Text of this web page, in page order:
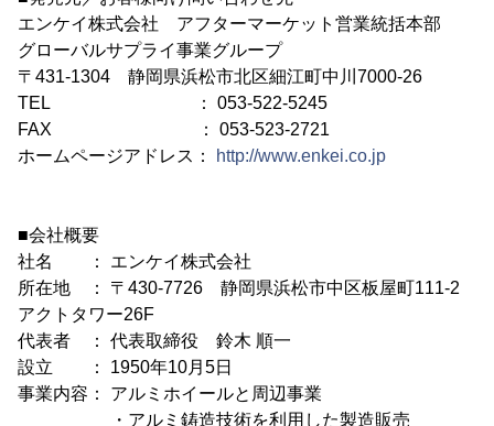
エンケイ株式会社 アフターマーケット営業統括本部
グローバルサプライ事業グループ
〒431-1304 静岡県浜松市北区細江町中川7000-26
TEL ： 053-522-5245
FAX ： 053-523-2721
ホームページアドレス：
http://www.enkei.co.jp
■会社概要
社名 ： エンケイ株式会社
所在地 ： 〒430-7726 静岡県浜松市中区板屋町111-2
アクトタワー26F
代表者 ： 代表取締役 鈴木 順一
設立 ： 1950年10月5日
事業内容： アルミホイールと周辺事業
・アルミ鋳造技術を利用した製造販売